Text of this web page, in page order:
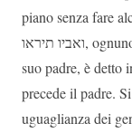
piano senza fare
ואביו תיראו,
suo padre, è detto
precede il padre.
uguaglianza dei